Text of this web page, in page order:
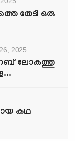
തേടി ഒരു
2025
ലോകത്തു
കഥ